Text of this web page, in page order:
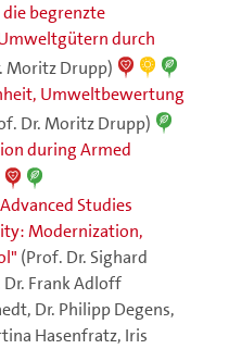
begrenzte
durch
Moritz Drupp)
Umweltbewertung
Dr. Moritz Drupp)
during Armed
Studies
Modernization,
(Prof. Dr. Sighard
Frank Adloff
Dr. Philipp Degens,
Hasenfratz, Iris